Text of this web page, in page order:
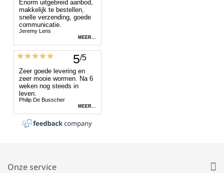
Onze service